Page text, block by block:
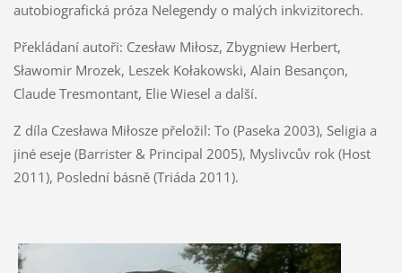
autobiografická próza Nelegendy o malých inkvizitorech.
Překládaní autoři: Czesław Miłosz, Zbygniew Herbert,
Sławomir Mrozek, Leszek Kołakowski, Alain Besançon,
Claude Tresmontant, Elie Wiesel a další.
Z díla Czesława Miłosze přeložil: To (Paseka 2003), Seligia a
jiné eseje (Barrister & Principal 2005), Myslivcův rok (Host
2011), Poslední básně (Triáda 2011).